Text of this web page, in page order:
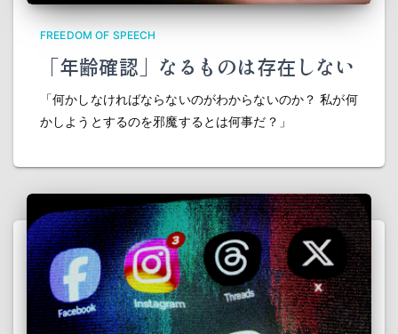
FREEDOM OF SPEECH
「年齢確認」なるものは存在しない
「何かしなければならないのがわからないのか？ 私が何
かしようとするのを邪魔するとは何事だ？」